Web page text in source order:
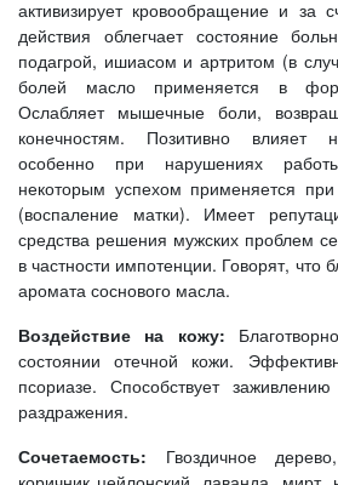
активизирует кровообращение и за
действия облегчает состояние
подагрой, ишиасом и артритом (в
болей масло применяется в
Ослабляет мышечные боли,
конечностям. Позитивно влияет
особенно при нарушениях
некоторым успехом применяется
(воспаление матки). Имеет
средства решения мужских проблем
в частности импотенции. Говорят, что
аромата соснового масла.
Воздействие на кожу:
состоянии отечной кожи.
псориазе. Способствует
раздражения.
Сочетаемость: Гвоздичное